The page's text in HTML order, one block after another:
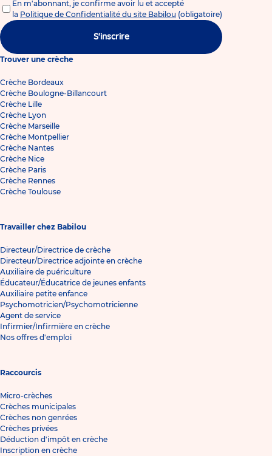
En m'abonnant, je confirme avoir lu et accepté
la Politique de Confidentialité du site Babilou (obligatoire)
S'inscrire
Trouver une crèche
Crèche Bordeaux
Crèche Boulogne-Billancourt
Crèche Lille
Crèche Lyon
Crèche Marseille
Crèche Montpellier
Crèche Nantes
Crèche Nice
Crèche Paris
Crèche Rennes
Crèche Toulouse
Travailler chez Babilou
Directeur/Directrice de crèche
Directeur/Directrice adjointe en crèche
Auxiliaire de puériculture
Éducateur/Éducatrice de jeunes enfants
Auxiliaire petite enfance
Psychomotricien/Psychomotricienne
Agent de service
Infirmier/Infirmière en crèche
Nos offres d'emploi
Raccourcis
Micro-crèches
Crèches municipales
Crèches non genrées
Crèches privées
Déduction d'impôt en crèche
Inscription en crèche